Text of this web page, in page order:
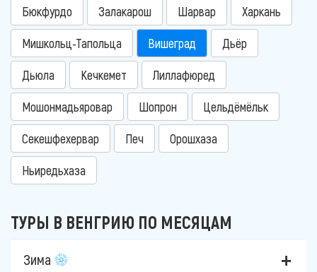
Бюкфурдо Залакарош Шарвар Харкань
Мишкольц-Тапольца Вишеград Дьёр
Дьюла Кечкемет Лиллафюред
Мошонмадьяровар Шопрон Цельдёмёльк
Секешфехервар Печ Орошхаза
Ньиредьхаза
ТУРЫ В ВЕНГРИЮ ПО МЕСЯЦАМ
Зима